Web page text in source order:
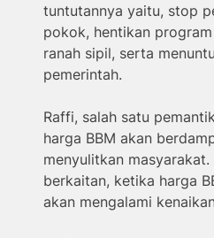
tuntutannya yaitu, stop
pokok, hentikan
ranah sipil, serta
pemerintah.
Raffi, salah satu
harga BBM akan
menyulitkan
berkaitan, ketika harga
akan mengalami